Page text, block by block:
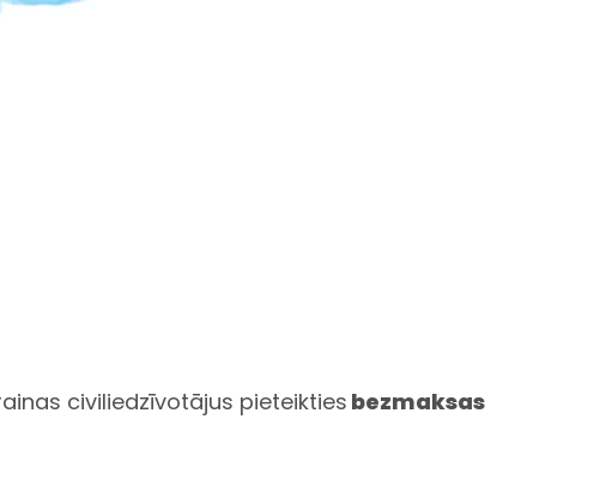
civiliedzīvotājus pieteikties bezmaksas